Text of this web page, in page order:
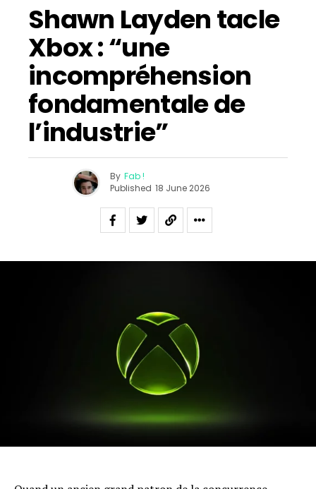
Shawn Layden tacle
Xbox : “une
incompréhension
fondamentale de
l’industrie”
By Fab !
Published 18 June 2026